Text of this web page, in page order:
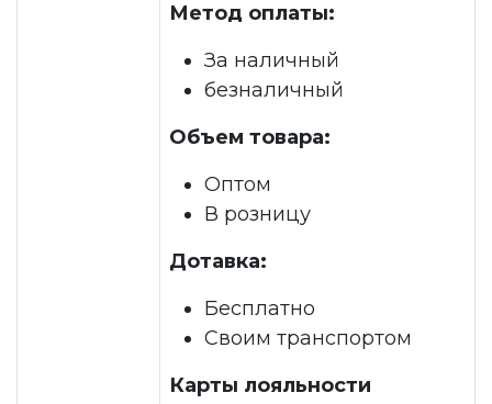
Метод оплаты:
За наличный
безналичный
Объем товара:
Оптом
В розницу
Дотавка:
Бесплатно
Своим транспортом
Карты лояльности